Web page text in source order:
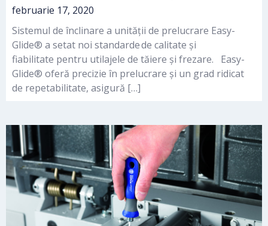
februarie 17, 2020
Sistemul de înclinare a unității de prelucrare Easy-
Glide® a setat noi standarde de calitate și
fiabilitate pentru utilajele de tăiere și frezare. Easy-
Glide® oferă precizie în prelucrare și un grad ridicat
de repetabilitate, asigură […]